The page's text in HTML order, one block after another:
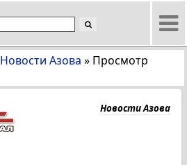
Новости Азова » Просмотр
Новости Азова